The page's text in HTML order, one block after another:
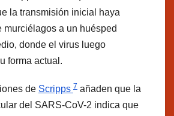
la transmisión inicial haya
murciélagos a un huésped
donde el virus luego
forma actual.
de Scripps 7 añaden que la
del SARS-CoV-2 indica que